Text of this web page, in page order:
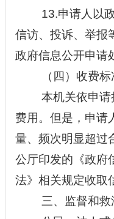
13.申请人以
信访、投诉、举报
政府信息公开申请
（四）收费
本机关依申
费用。但是，申请
量、频次明显超过
公厅印发的《政府
法》相关规定收取
三、监督和救